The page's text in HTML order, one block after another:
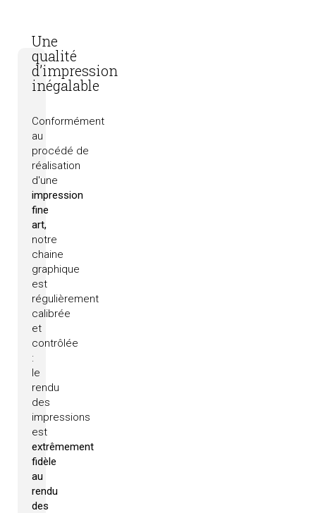
Une
qualité
d’impression
inégalable
Conformément
au
procédé de
réalisation
d'une
impression
fine
art,
notre
chaine
graphique
est
régulièrement
calibrée
et
contrôlée
:
le
rendu
des
impressions
est
extrêmement
fidèle
au
rendu
des